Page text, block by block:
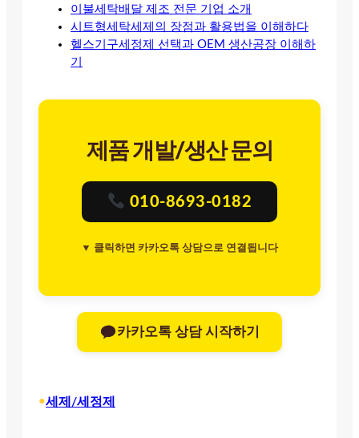
이불세탁배달 제조 전문 기업 소개
시트형세탁세제의 장점과 활용법을 이해하다
헬스기구세정제 선택과 OEM 생산공장 이해하
기
제품 개발/생산 문의
010-8693-0182
▼ 클릭하면 카카오톡 상담으로 연결됩니다
카카오톡 상담 시작하기
•세제/세정제